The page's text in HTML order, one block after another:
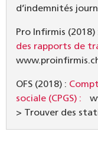
d’indemnités
Pro Infirmis (2018)
des rapports de
OFS (2018) :
sociale (CPGS) :
> Trouver des